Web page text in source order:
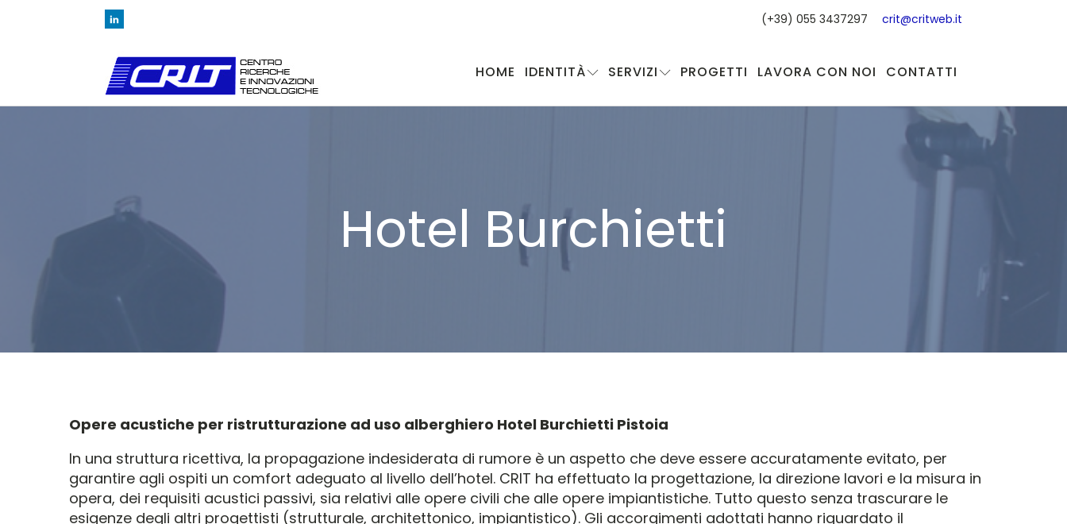
(+39) 055 3437297 crit@critweb.it
HOME IDENTITÀ SERVIZI PROGETTI LAVORA CON NOI CONTATTI
Hotel Burchietti
Opere acustiche per ristrutturazione ad uso alberghiero Hotel Burchietti Pistoia
In una struttura ricettiva, la propagazione indesiderata di rumore è un aspetto che deve essere accuratamente evitato, per
garantire agli ospiti un comfort adeguato al livello dell’hotel. CRIT ha effettuato la progettazione, la direzione lavori e la misura in
opera, dei requisiti acustici passivi, sia relativi alle opere civili che alle opere impiantistiche. Tutto questo senza trascurare le
esigenze degli altri progettisti (strutturale, architettonico, impiantistico). Gli accorgimenti adottati hanno riguardato il